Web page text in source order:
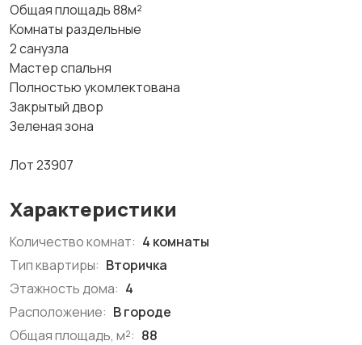
Общая площадь 88м²
Комнаты раздельные
2 санузла
Мастер спальня
Полностью укомлектована
Закрытый двор
Зеленая зона
Лот 23907
Характеристики
Количество комнат: 4 комнаты
Тип квартиры: Вторичка
Этажность дома: 4
Расположение: В городе
Общая площадь, м²: 88